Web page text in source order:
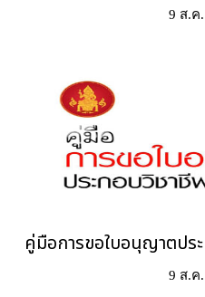
9 ส.ค
คู่มือการขอใบอนุญาตปร
9 ส.ค